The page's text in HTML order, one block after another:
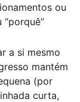
ou
a si mesmo
mantém
(por
curta,